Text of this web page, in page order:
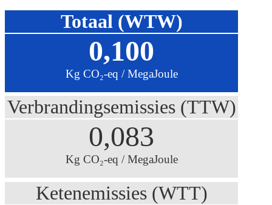
Totaal (WTW)
0,100
Kg CO₂-eq / MegaJoule
Verbrandingsemissies (TTW)
0,083
Kg CO₂-eq / MegaJoule
Ketenemissies (WTT)